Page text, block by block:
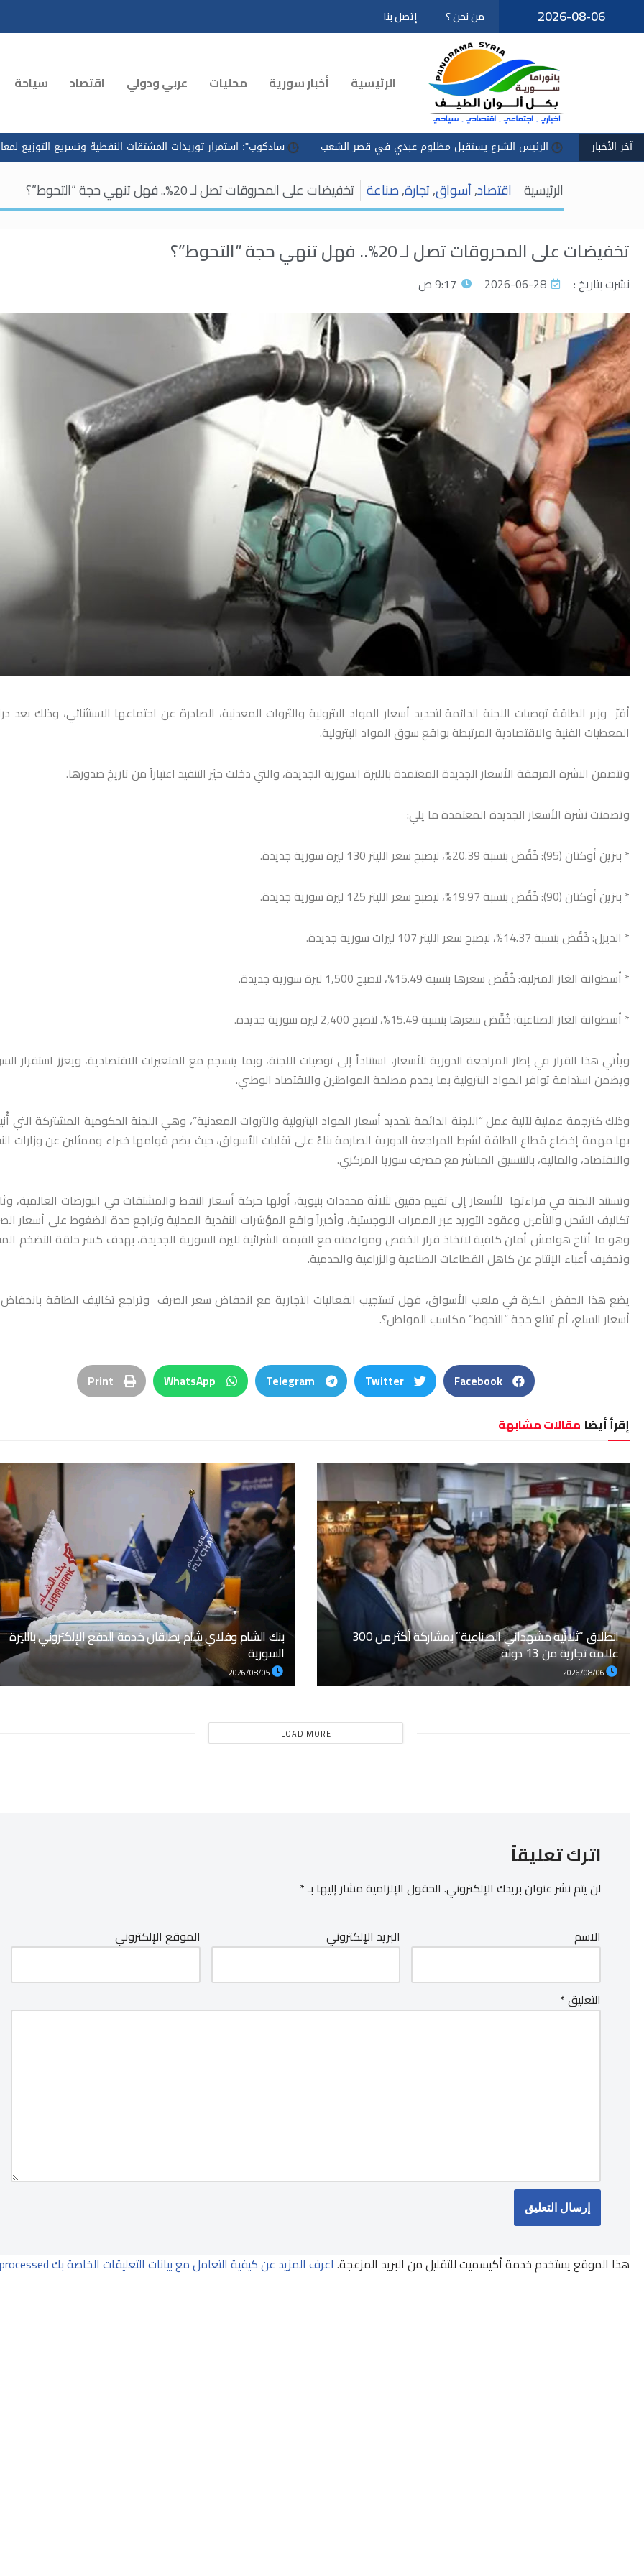
تخطى
2026-08-06 من نحن ؟ إتصل بنا
الرئيسية أخبار سورية محليات عربي ودولي اقتصاد سياحة
آخر الأخبارالرئيس الشرع يستقبل مظلوم عبدي في قصر الشعب سادكوب": استمرار توريدات المشتقات النفطية وتسريع التوزيع لمعالجة
الرئيسية اقتصاد,أسواق,تجارة,صناعة تخفيضات على المحروقات تصل لـ 20%.. فهل تنهي حجة “التحوط”؟
تخفيضات على المحروقات تصل لـ 20%.. فهل تنهي حجة “التحوط”؟
نشرت بتاريخ : 2026-06-28 9:17 ص
أقرّ وزير الطاقة توصيات اللجنة الدائمة لتحديد أسعار المواد البترولية والثروات المعدنية، الصادرة عن اجتماعها الاستثنائي، وذلك بعد
المعطيات الفنية والاقتصادية المرتبطة بواقع سوق المواد البترولية.
وتتضمن النشرة المرفقة الأسعار الجديدة المعتمدة بالليرة السورية الجديدة، والتي دخلت حيّز التنفيذ اعتباراً من تاريخ صدورها.
وتضمنت نشرة الأسعار الجديدة المعتمدة ما يلي:
* بنزين أوكتان (95): خُفِّض بنسبة 20.39%، ليصبح سعر الليتر 130 ليرة سورية جديدة.
* بنزين أوكتان (90): خُفِّض بنسبة 19.97%، ليصبح سعر الليتر 125 ليرة سورية جديدة.
* الديزل: خُفِّض بنسبة 14.37%، ليصبح سعر الليتر 107 ليرات سورية جديدة.
* أسطوانة الغاز المنزلية: خُفِّض سعرها بنسبة 15.49%، لتصبح 1,500 ليرة سورية جديدة.
* أسطوانة الغاز الصناعية: خُفِّض سعرها بنسبة 15.49%، لتصبح 2,400 ليرة سورية جديدة.
ويأتي هذا القرار في إطار المراجعة الدورية للأسعار، استناداً إلى توصيات اللجنة، وبما ينسجم مع المتغيرات الاقتصادية، ويعزز استقرار
ويضمن استدامة توافر المواد البترولية بما يخدم مصلحة المواطنين والاقتصاد الوطني.
وذلك كترجمة عملية لآلية عمل “اللجنة الدائمة لتحديد أسعار المواد البترولية والثروات المعدنية”، وهي اللجنة الحكومية المشتركة التي
بها مهمة إخضاع قطاع الطاقة لشرط المراجعة الدورية الصارمة بناءً على تقلبات الأسواق، حيث يضم قوامها خبراء وممثلين عن وزارات
والاقتصاد، والمالية، بالتنسيق المباشر مع مصرف سوريا المركزي.
وتستند اللجنة في قراءتها للأسعار إلى تقييم دقيق لثلاثة محددات بنيوية، أولها حركة أسعار النفط والمشتقات في البورصات العالمية،
تكاليف الشحن والتأمين وعقود التوريد عبر الممرات اللوجستية، وأخيراً واقع المؤشرات النقدية المحلية وتراجع حدة الضغوط على أسعار
وهو ما أتاح هوامش أمان كافية لاتخاذ قرار الخفض ومواءمته مع القيمة الشرائية لليرة السورية الجديدة، بهدف كسر حلقة التضخم
وتخفيف أعباء الإنتاج عن كاهل القطاعات الصناعية والزراعية والخدمية.
يضع هذا الخفض الكرة في ملعب الأسواق، فهل تستجيب الفعاليات التجارية مع انخفاض سعر الصرف وتراجع تكاليف الطاقة
أسعار السلع، أم تبتلع حجة “التحوط” مكاسب المواطن؟.
Facebook
Twitter
Telegram
WhatsApp
Print
إقرأ أيضا مقالات مشابهة
انطلاق “ثلاثية مشهداني الصناعية” بمشاركة أكثر من 300
علامة تجارية من 13 دولة
2026/08/06
بنك الشام وفلاي شام يطلقان خدمة الدفع الإلكتروني بالليرة
السورية
LOAD MORE
اترك تعليقاً
لن يتم نشر عنوان بريدك الإلكتروني. الحقول الإلزامية مشار إليها بـ*
الاسم البريد الإلكتروني الموقع الإلكتروني
التعليق*
هذا الموقع يستخدم خدمة أكيسميت للتقليل من البريد المزعجة. اعرف المزيد عن كيفية التعامل مع بيانات التعليقات الخاصة بك processed